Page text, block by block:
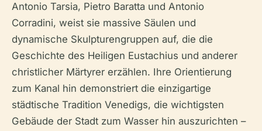
Antonio Tarsia, Pietro Baratta und Antonio
Corradini, weist sie massive Säulen und
dynamische Skulpturengruppen auf, die die
Geschichte des Heiligen Eustachius und anderer
christlicher Märtyrer erzählen. Ihre Orientierung
zum Kanal hin demonstriert die einzigartige
städtische Tradition Venedigs, die wichtigsten
Gebäude der Stadt zum Wasser hin auszurichten –